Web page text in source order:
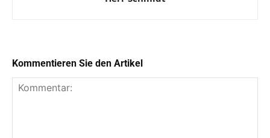
Kommentieren Sie den Artikel